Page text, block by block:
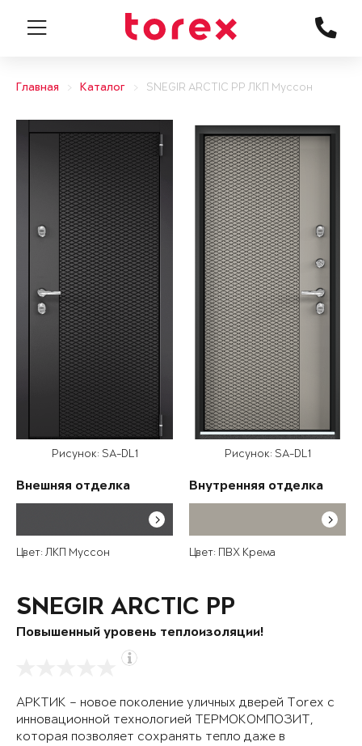
Главная Каталог SNEGIR ARCTIC PP ЛКП Муссон
Рисунок: SA-DL1
Внешняя отделка
Цвет: ЛКП Муссон
Рисунок: SA-DL1
Внутренняя отделка
Цвет: ПВХ Крема
SNEGIR ARCTIC PP
Повышенный уровень теплоизоляции!
АРКТИК – новое поколение уличных дверей Torex с
инновационной технологией ТЕРМОКОМПОЗИТ,
которая позволяет сохранять тепло даже в